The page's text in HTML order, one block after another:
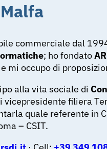
commerciale dal
; ho fondato
mi occupo di
alla vita sociale di
vicepresidente filiera
quale referente in
– CSIT.